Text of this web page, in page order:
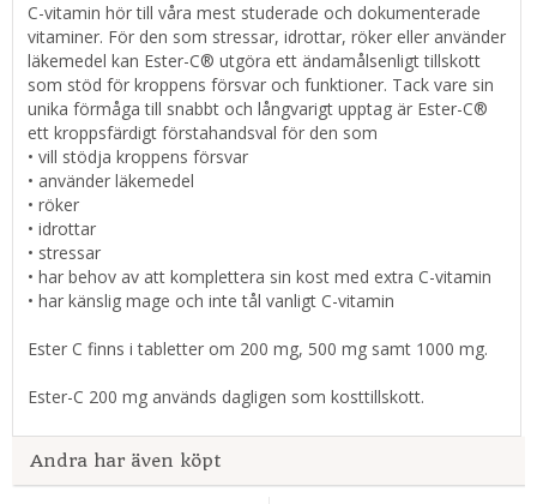
C-vitamin hör till våra mest studerade och dokumenterade
vitaminer. För den som stressar, idrottar, röker eller använder
läkemedel kan Ester-C® utgöra ett ändamålsenligt tillskott
som stöd för kroppens försvar och funktioner. Tack vare sin
unika förmåga till snabbt och långvarigt upptag är Ester-C®
ett kroppsfärdigt förstahandsval för den som
• vill stödja kroppens försvar
• använder läkemedel
• röker
• idrottar
• stressar
• har behov av att komplettera sin kost med extra C-vitamin
• har känslig mage och inte tål vanligt C-vitamin
Ester C finns i tabletter om 200 mg, 500 mg samt 1000 mg.
Ester-C 200 mg används dagligen som kosttillskott.
Andra har även köpt